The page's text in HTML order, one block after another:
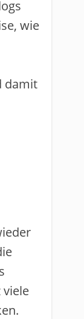
wie
damit
viele